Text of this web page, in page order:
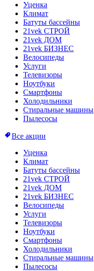
Уценка
Климат
Батуты бассейны
21vek СТРОЙ
21vek ДОМ
21vek БИЗНЕС
Велосипеды
Услуги
Телевизоры
Ноутбуки
Смартфоны
Холодильники
Стиральные машины
Пылесосы
Все акции
Уценка
Климат
Батуты бассейны
21vek СТРОЙ
21vek ДОМ
21vek БИЗНЕС
Велосипеды
Услуги
Телевизоры
Ноутбуки
Смартфоны
Холодильники
Стиральные машины
Пылесосы